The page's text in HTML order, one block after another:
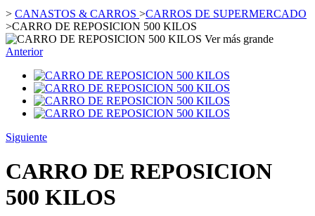
> CANASTOS & CARROS >CARROS DE SUPERMERCADO
>CARRO DE REPOSICION 500 KILOS
Ver más grande
Anterior
Siguiente
CARRO DE REPOSICION
500 KILOS